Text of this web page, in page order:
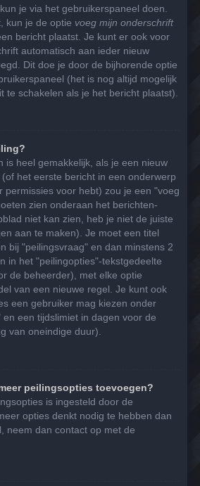
je via het gebruikerspaneel doen.
kun je de optie voeg mijn onderschrift
bericht plaatst. Je kunt er ook voor
automatisch aan ieder nieuw
Dit doe je door de bijhorende optie
(het is nog altijd mogelijk
te schakelen als je het bericht plaatst).
is heel gemakkelijk, als je een nieuw
het eerste bericht in een onderwerp
permissies voor hebt) zou je een "voeg
zien onderaan het berichten-
niet kan zien, heb je niet de juiste
aan te maken). Je moet een titel
bij "peilingsvraag" en dan minstens 2
in het "peilingopties"-tekstgedeelte
de beheerder), met elke optie
van een nieuwe regel. Je kunt ook
een gebruiker mag kiezen onder
een tijdslimiet in dagen voor de
van oneindige duur).
peilingsopties toevoegen?
is ingesteld door de
opties denkt nodig te hebben dan
neem dan contact op met de